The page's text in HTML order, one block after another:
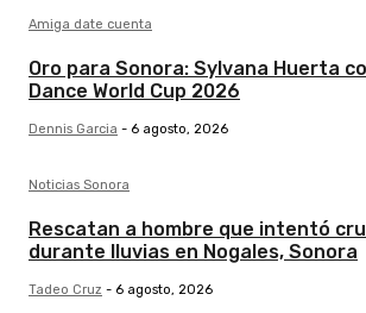
Amiga date cuenta
Oro para Sonora: Sylvana Huerta
Dance World Cup 2026
Dennis Garcia - 6 agosto, 2026
Noticias Sonora
Rescatan a hombre que intentó
durante lluvias en Nogales, Sonora
Tadeo Cruz - 6 agosto, 2026